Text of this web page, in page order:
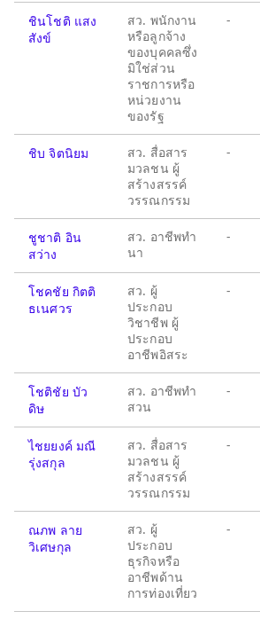
ชินโชติ แสง
สังข์
สว. พนักงาน
หรือลูกจ้าง
ของบุคคลซึ่ง
มิใช่ส่วน
ราชการหรือ
หน่วยงาน
ของรัฐ
-
ชิบ จิตนิยม
สว. สื่อสาร
มวลชน ผู้
สร้างสรรค์
วรรณกรรม
-
ชูชาติ อิน
สว่าง
สว. อาชีพทำ
นา
-
โชคชัย กิตติ
ธเนศวร
สว. ผู้
ประกอบ
วิชาชีพ ผู้
ประกอบ
อาชีพอิสระ
-
โชติชัย บัว
ดิษ
สว. อาชีพทำ
สวน
-
ไชยยงค์ มณี
รุ่งสกุล
สว. สื่อสาร
มวลชน ผู้
สร้างสรรค์
วรรณกรรม
-
ณภพ ลาย
วิเศษกุล
สว. ผู้
ประกอบ
ธุรกิจหรือ
อาชีพด้าน
การท่องเที่ยว
-